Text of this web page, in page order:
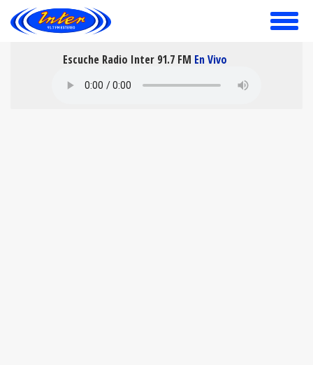
toggle
Escuche Radio Inter 91.7 FM En Vivo